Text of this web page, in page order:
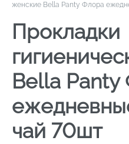
женские Bella Panty Флора
Прокладки
Bella
чай 70шт